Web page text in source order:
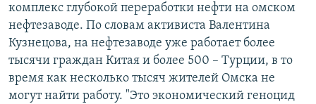
комплекс глубокой переработки нефти на омском
нефтезаводе. По словам активиста Валентина
Кузнецова, на нефтезаводе уже работает более
тысячи граждан Китая и более 500 – Турции, в то
время как несколько тысяч жителей Омска не
могут найти работу. "Это экономический геноцид